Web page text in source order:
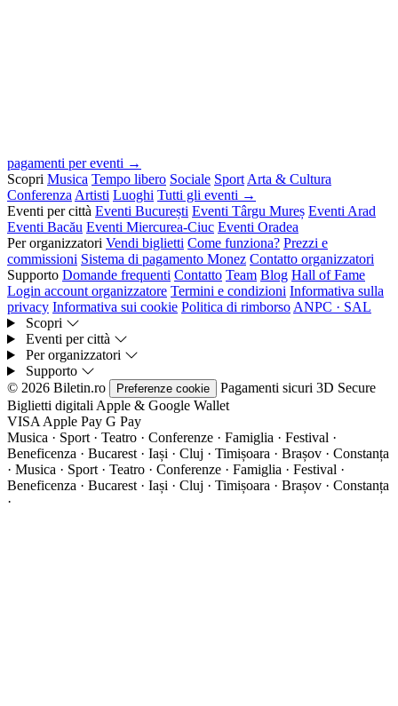
pagamenti per eventi →
Scopri Musica Tempo libero Sociale Sport Arta & Cultura
Conferenza Artisti Luoghi Tutti gli eventi →
Eventi per città Eventi București Eventi Târgu Mureș Eventi Arad
Eventi Bacău Eventi Miercurea-Ciuc Eventi Oradea
Per organizzatori Vendi biglietti Come funziona? Prezzi e
commissioni Sistema di pagamento Monez Contatto organizzatori
Supporto Domande frequenti Contatto Team Blog Hall of Fame
Login account organizzatore Termini e condizioni Informativa sulla
privacy Informativa sui cookie Politica di rimborso ANPC · SAL
Scopri
Eventi per città
Per organizzatori
Supporto
© 2026 Biletin.ro
Preferenze cookie Pagamenti sicuri 3D Secure
Biglietti digitali Apple & Google Wallet
VISA Apple Pay G Pay
Musica · Sport · Teatro · Conferenze · Famiglia · Festival ·
Beneficenza · Bucarest · Iași · Cluj · Timișoara · Brașov · Constanța
· Musica · Sport · Teatro · Conferenze · Famiglia · Festival ·
Beneficenza · Bucarest · Iași · Cluj · Timișoara · Brașov · Constanța
·